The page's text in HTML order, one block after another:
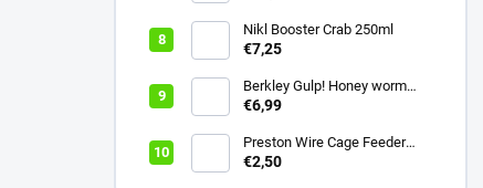
Nikl Booster Crab 250ml
€7,25
Berkley Gulp! Honey worm
4,5cm Bubblegum
€6,99
Preston Wire Cage Feeder
Small 20g
€2,50